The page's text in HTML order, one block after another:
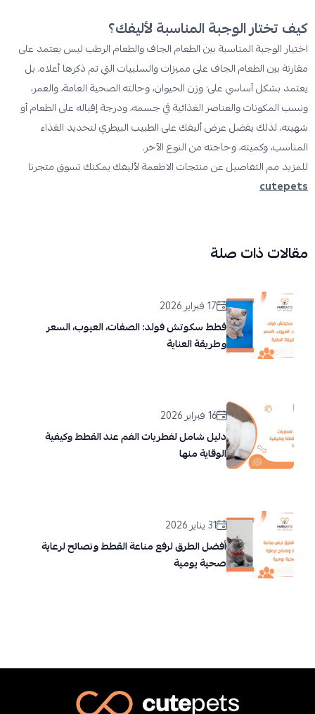
كيف تختار الوجبة المناسبة لأليفك؟
اختيار الوجبة المناسبة بين الطعام الجاف والطعام الرطب ليس يعتمد على
مقارنة بين الطعام الجاف على مميزات والسلبيات التي تم ذكرها أعلاه، بل
يعتمد بشكل أساسي على: وزن الحيوان، وحالته الصحية العامة، والعمر،
ونسب المكونات والعناصر الغذائية في جسمه، ودرجة إقباله على الطعام أو
شهيته، لذلك يفضل عرض أليفك على الطبيب البيطري لتحديد الغذاء
المناسب، وكميته، وحاجته من النوع الآخر.
للمزيد مم التفاصيل عن منتجات الاطعمة لأليفك يمكنك تسوق متجرنا
cutepets
مقالات ذات صلة
17 فبراير 2026
قطط سكوتش فولد: الصفات، العيوب، السعر
وطريقة العناية
16 فبراير 2026
دليل شامل لفطريات الفم عند القطط وكيفية
الوقاية منها
31 يناير 2026
أفضل الطرق لرفع مناعة القطط ونصائح لرعاية
صحية يومية